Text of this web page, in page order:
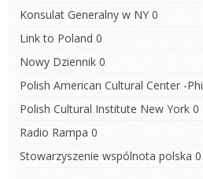
Konsulat Generalny w NY 0
Link to Poland 0
Nowy Dziennik 0
Polish American Cultural Center -
Polish Cultural Institute New York 0
Radio Rampa 0
Stowarzyszenie wspólnota polska 0